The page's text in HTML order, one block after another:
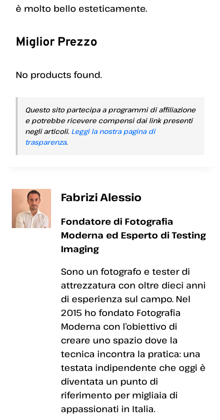
è molto bello esteticamente.
Miglior Prezzo
No products found.
Questo sito partecipa a programmi di affiliazione
e potrebbe ricevere compensi dai link presenti
negli articoli. Leggi la nostra pagina di
trasparenza.
Fabrizi Alessio
Fondatore di Fotografia
Moderna ed Esperto di Testing
Imaging
Sono un fotografo e tester di
attrezzatura con oltre dieci anni
di esperienza sul campo. Nel
2015 ho fondato Fotografia
Moderna con l’obiettivo di
creare uno spazio dove la
tecnica incontra la pratica: una
testata indipendente che oggi è
diventata un punto di
riferimento per migliaia di
appassionati in Italia.